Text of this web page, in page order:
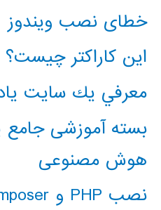
خطای نصب ویندوز
این کاراکتر چیست؟ 65279
معرفي يك سايت
بسته آموزشی
هوش مصنوعی
نصب PHP و composer در ویندوز 10